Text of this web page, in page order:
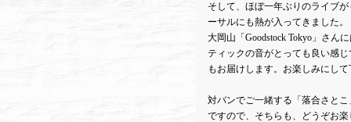
そして、ほぼ一年ぶりのライブ
ーサルにも熱が入ってきました。
大岡山「Goodstock Tokyo」さん
ティックの音がとっても良い感
もお届けします。お楽しみにし
対バンでご一緒する「落合さと
ですので、そちらも、どうぞお楽